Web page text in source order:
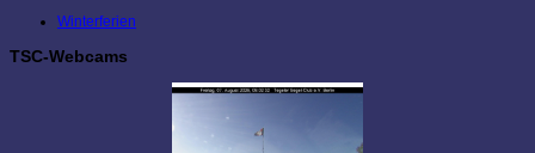
Winterferien
TSC-Webcams